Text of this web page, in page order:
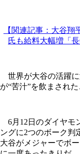
【関連記事：大谷
氏も給料大幅増「
世界が大谷の活躍に
が“苦汁”を飲まされ
6月12日のダイヤモ
ングに2つのボーク判
大谷がメジャーでボ